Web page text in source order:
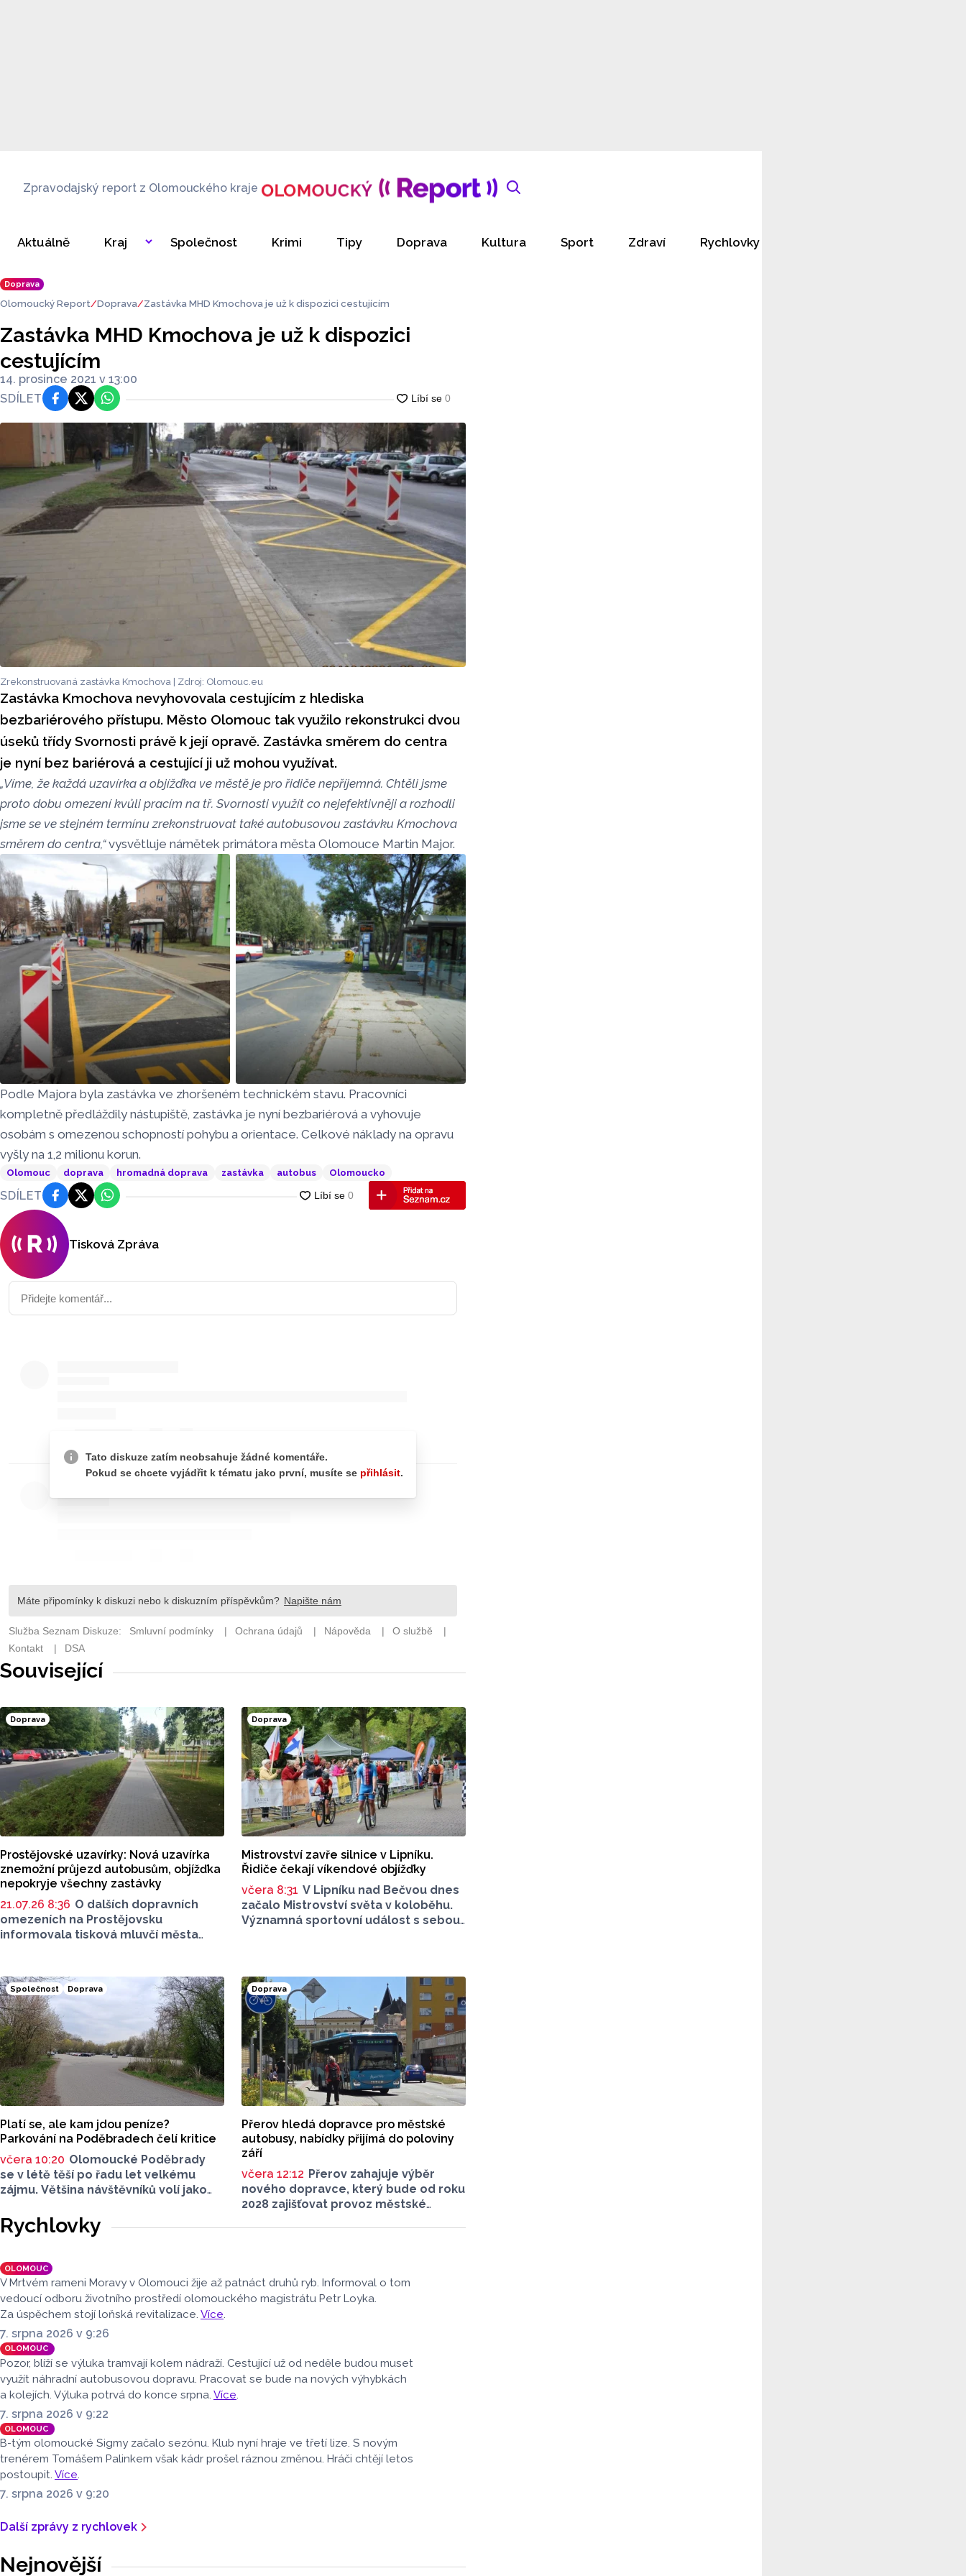
Zpravodajský report z Olomouckého kraje
Aktuálně Kraj Společnost Krimi Tipy Doprava Kultura Sport Zdraví Rychlovky
Doprava
Olomoucký Report Doprava Zastávka MHD Kmochova je už k dispozici cestujícím
Zastávka MHD Kmochova je už k dispozici
cestujícím
14. prosince 2021 v 13:00
SDÍLET
FacebookPlatforma X
WhatsApp
Zrekonstruovaná zastávka Kmochova | Zdroj: Olomouc.eu
Zastávka Kmochova nevyhovovala cestujícím z hlediska
bezbariérového přístupu. Město Olomouc tak využilo rekonstrukci dvou
úseků třídy Svornosti právě k její opravě. Zastávka směrem do centra
je nyní bez bariérová a cestující ji už mohou využívat.
„Víme, že každá uzavírka a objížďka ve městě je pro řidiče nepříjemná. Chtěli jsme
proto dobu omezení kvůli pracím na tř. Svornosti využít co nejefektivněji a rozhodli
jsme se ve stejném termínu zrekonstruovat také autobusovou zastávku Kmochova
směrem do centra,“vysvětluje námětek primátora města Olomouce Martin Major.
Zastávka Kmochova před opravou Zastávka Kmochova před opravou
Podle Majora byla zastávka ve zhoršeném technickém stavu. Pracovníci
kompletně předláždily nástupiště, zastávka je nyní bezbariérová a vyhovuje
osobám s omezenou schopností pohybu a orientace. Celkové náklady na opravu
vyšly na 1,2 milionu korun.
Olomouc doprava hromadná doprava zastávka autobus Olomoucko
SDÍLET FacebookPlatforma X
WhatsApp
Tisková Zpráva
Související
Doprava
Prostějovské uzavírky: Nová uzavírka
znemožní průjezd autobusům, objížďka
nepokryje všechny zastávky
21.07.26 8:36 O dalších dopravních
omezeních na Prostějovsku
informovala tisková mluvčí města
dvou silnic, jedná se o komunikaci
v Tištíně a komunikaci ve Služíně
i ulice Krokova, Česká a Ruská. Nově
začíná také uzavírka silnice II/367.
Máme pro vás přehled dopravních
informací.
Doprava
Mistrovství zavře silnice v Lipníku.
Řidiče čekají víkendové objížďky
včera 8:31 V Lipníku nad Bečvou dnes
začalo Mistrovství světa v koloběhu.
Významná sportovní událost s sebou
místech si dát pozor?
Společnost Doprava
Platí se, ale kam jdou peníze?
Parkování na Poděbradech čelí kritice
včera 10:20 Olomoucké Poděbrady
se v létě těší po řadu let velkému
zájmu. Většina návštěvníků volí jako
parkování na Poděbradech je mnoho
let tématem, které mezi veřejností
na Facebooku stránka s názvem
Poděbrady bez závor a nelegálního
parkovného, která upozorňuje
na nevyhovujcí situaci s parkováním
u oblíbeného olomouckého letoviska.
Za iniciativou stojí zastupitel města
Olomouce, na jeho přání nebudeme
uvádět jeho identitu.
Doprava
Přerov hledá dopravce pro městské
autobusy, nabídky přijímá do poloviny
září
včera 12:12 Přerov zahajuje výběr
nového dopravce, který bude od roku
2028 zajišťovat provoz městské
uzavřena na deset let a zajistí
dopravní obslužnost města nad
Rychlovky
OLOMOUC
V Mrtvém rameni Moravy v Olomouci žije až patnáct druhů ryb. Informoval o tom
vedoucí odboru životního prostředí olomouckého magistrátu Petr Loyka.
Za úspěchem stojí loňská revitalizace. Více.
7. srpna 2026 v 9:26
OLOMOUC
Pozor, blíží se výluka tramvají kolem nádraží. Cestující už od neděle budou muset
využít náhradní autobusovou dopravu. Pracovat se bude na nových výhybkách
a kolejích. Výluka potrvá do konce srpna. Více.
7. srpna 2026 v 9:22
OLOMOUC
B-tým olomoucké Sigmy začalo sezónu. Klub nyní hraje ve třetí lize. S novým
trenérem Tomášem Palinkem však kádr prošel ráznou změnou. Hráči chtějí letos
postoupit. Více.
7. srpna 2026 v 9:20
Další zprávy z rychlovek
Nejnovější